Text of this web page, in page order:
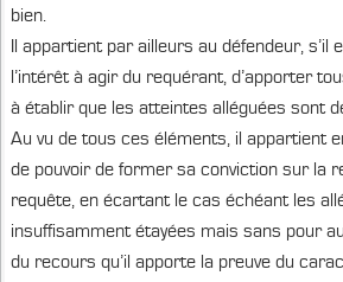
bien.
Il appartient par ailleurs au défendeur, s’il
l’intérêt à agir du requérant, d’apporter
à établir que les atteintes alléguées sont
Au vu de tous ces éléments, il appartient
de pouvoir de former sa conviction sur la
requête, en écartant le cas échéant les
insuffisamment étayées mais sans pour
du recours qu’il apporte la preuve du